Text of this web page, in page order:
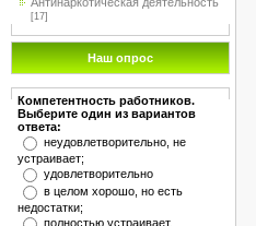
[17]
Наш опрос
Компетентность работников.
Выберите один из вариантов
ответа:
неудовлетворительно, не
устраивает;
удовлетворительно
в целом хорошо, но есть
недостатки;
полностью устраивает.